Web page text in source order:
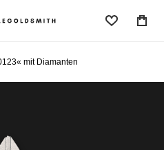
mit Diamanten